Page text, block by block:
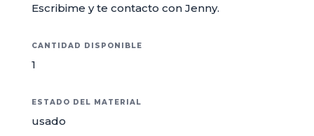
Escribime y te contacto con Jenny.
CANTIDAD DISPONIBLE
1
ESTADO DEL MATERIAL
usado